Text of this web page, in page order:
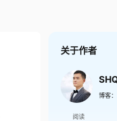
关于作者
博客：
阅读